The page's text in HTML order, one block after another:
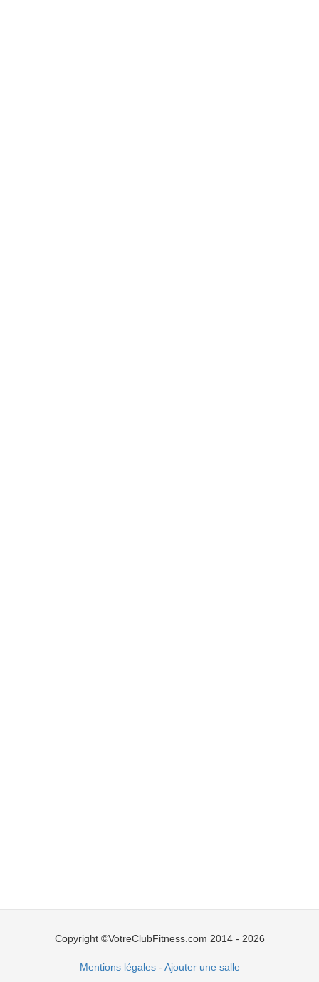
Copyright ©VotreClubFitness.com 2014 - 2026
Mentions légales- Ajouter une salle